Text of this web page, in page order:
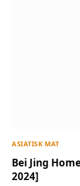
ASIATISK MAT
Bei Jing
2024]